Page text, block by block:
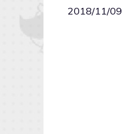
2018/11/09